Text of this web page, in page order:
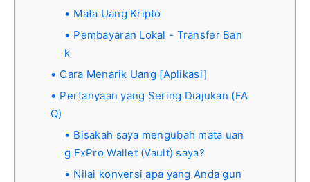
Mata Uang Kripto
Pembayaran Lokal - Transfer Ban
k
Cara Menarik Uang [Aplikasi]
Pertanyaan yang Sering Diajukan (FA
Q)
Bisakah saya mengubah mata uan
g FxPro Wallet (Vault) saya?
Nilai konversi apa yang Anda gun